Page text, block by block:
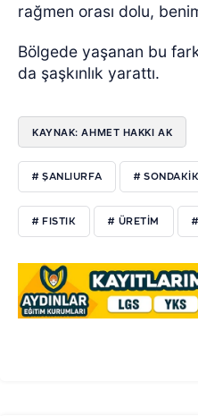
rağmen orası dolu,
Bölgede yaşanan bu
da şaşkınlık yarattı.
KAYNAK: AHMET HAKKI AK
# ŞANLIURFA #
# FISTIK # ÜRETIM